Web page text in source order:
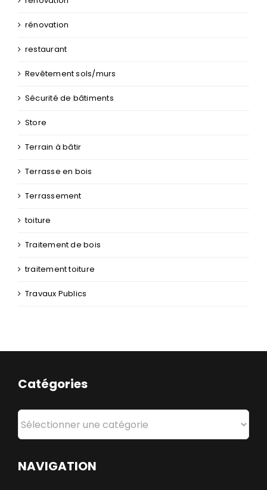
rénovation
restaurant
Revêtement sols/murs
Sécurité de bâtiments
Store
Terrain à bâtir
Terrasse en bois
Terrassement
toiture
Traitement de bois
traitement toiture
Travaux Publics
Catégories
Catégories
NAVIGATION